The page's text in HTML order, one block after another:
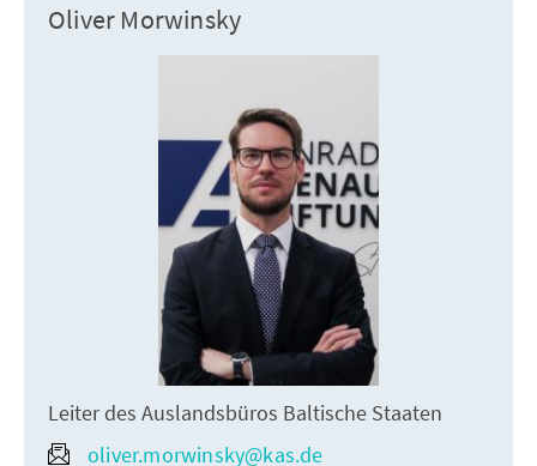
Oliver Morwinsky
Leiter des Auslandsbüros Baltische Staaten
oliver.morwinsky@kas.de